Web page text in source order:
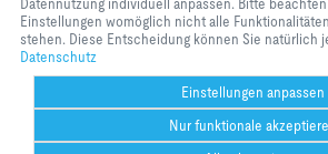
Home Kontakt
Anzeige
genutzt werden. Sie
Sie zulassen möchten
Einstellungen zur
individuell anpassen.
beachten Sie, dass auf
Einstellungen
Einstellungen womöglich nicht alle
stehen. Diese Entscheidung können Sie natürlich
Datenschutz
Einstellungen anpassen
Nur funktionale